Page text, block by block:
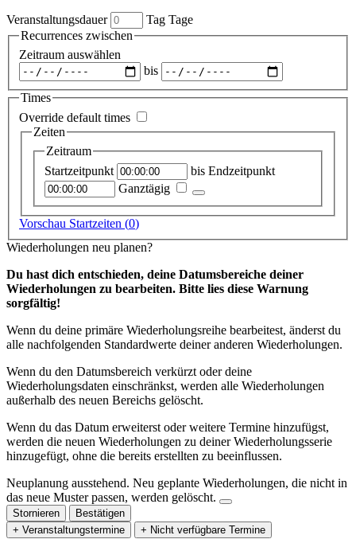
Veranstaltungsdauer Tag Tage
Recurrences zwischen
Zeitraum auswählen
bis
Times
Override default times
Zeiten
Zeitraum
Startzeitpunkt
bis Endzeitpunkt
Ganztägig
Vorschau Startzeiten (0)
Wiederholungen neu planen?
Du hast dich entschieden, deine Datumsbereiche deiner
Wiederholungen zu bearbeiten. Bitte lies diese Warnung
sorgfältig!
Wenn du deine primäre Wiederholungsreihe bearbeitest, änderst du
alle nachfolgenden Standardwerte deiner anderen Wiederholungen.
Wenn du den Datumsbereich verkürzt oder deine
Wiederholungsdaten einschränkst, werden alle Wiederholungen
außerhalb des neuen Bereichs gelöscht.
Wenn du das Datum erweiterst oder weitere Termine hinzufügst,
werden die neuen Wiederholungen zu deiner Wiederholungsserie
hinzugefügt, ohne die bereits erstellten zu beeinflussen.
Neuplanung ausstehend. Neu geplante Wiederholungen, die nicht in
das neue Muster passen, werden gelöscht.
Stornieren
Bestätigen
+ Veranstaltungstermine
+ Nicht verfügbare Termine